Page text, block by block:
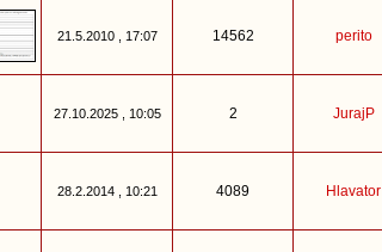
21.5.2010 , 17:07 14562 perito
27.10.2025 , 10:05 2 JurajP
28.2.2014 , 10:21 4089 Hlavator